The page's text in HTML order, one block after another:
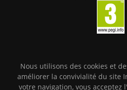
Nous utilisons des cookies et
améliorer la convivialité du site
votre navigation, vous acceptez